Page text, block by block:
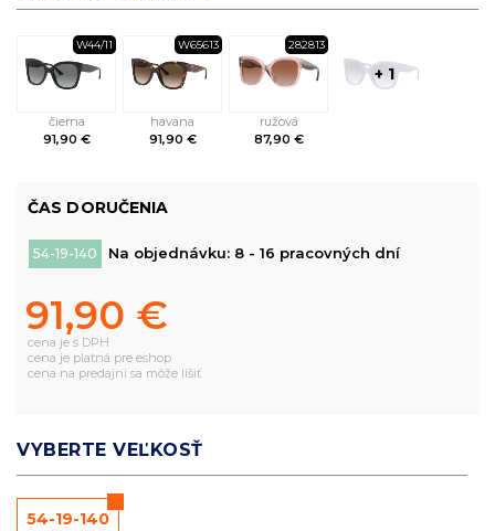
W44/11
čierna
91,90 €
W65613
havana
91,90 €
282813
ružová
87,90 €
+ 1
ČAS DORUČENIA
54-19-140 Na objednávku: 8 - 16 pracovných dní
91,90 €
cena je s DPH
cena je platná pre eshop
cena na predajni sa môže líšiť
VYBERTE VEĽKOSŤ
54-19-140